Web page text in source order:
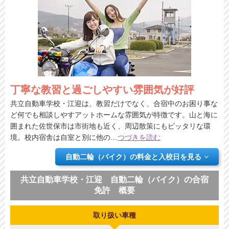
丁寧な教習と過ごしやすい雰囲気が好評
共立自動車学校・江迎は、教習だけでなく、合宿中のお困り事な
ど何でも相談しやすアットホームな雰囲気が特徴です。山と海に
囲まれた佐世保市は市街地も近く、周辺散策にもピッタリな環
境。校内宿舎は自室と別に他の
つづきを読む
自動二輪（バイク）の料金と入校日を見る
共立自動車学校・江迎 自動二輪（バイク）の合宿
免許 概要
取り扱い車種